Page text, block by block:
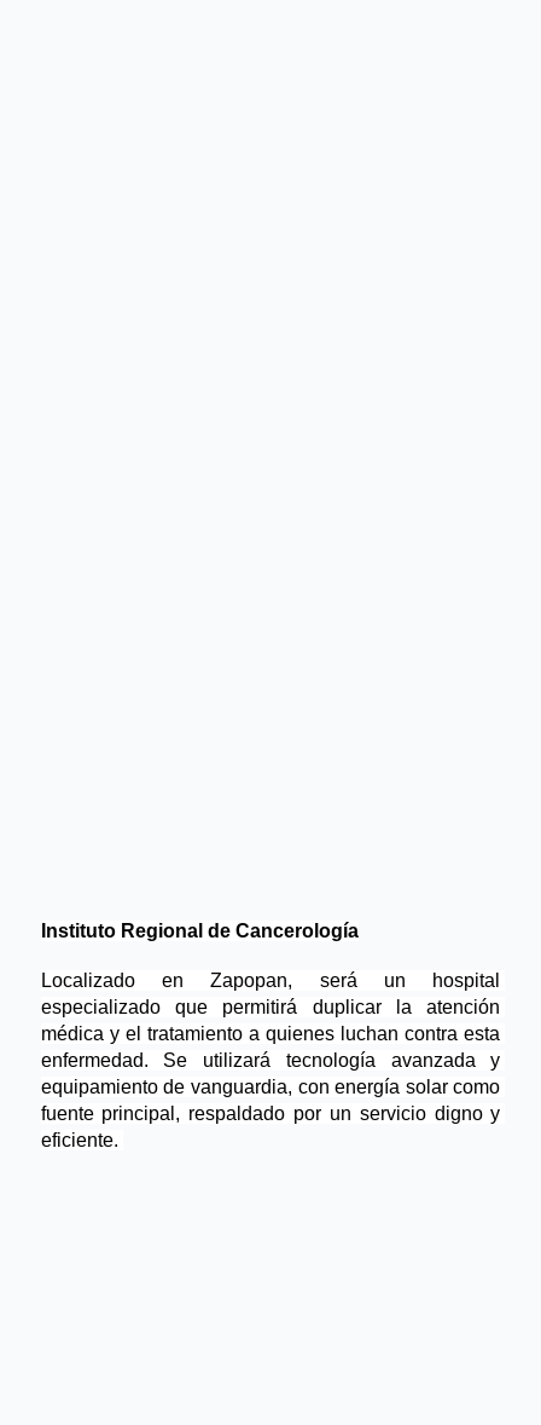
Instituto Regional de Cancerología
Localizado en Zapopan, será un hospital
especializado que permitirá duplicar la atención
médica y el tratamiento a quienes luchan contra esta
enfermedad. Se utilizará tecnología avanzada y
equipamiento de vanguardia, con energía solar como
fuente principal, respaldado por un servicio digno y
eficiente.